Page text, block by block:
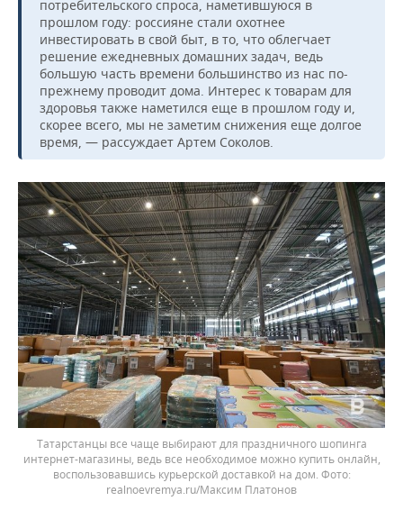
потребительского спроса, наметившуюся в
прошлом году: россияне стали охотнее
инвестировать в свой быт, в то, что облегчает
решение ежедневных домашних задач, ведь
большую часть времени большинство из нас по-
прежнему проводит дома. Интерес к товарам для
здоровья также наметился еще в прошлом году и,
скорее всего, мы не заметим снижения еще долгое
время, — рассуждает Артем Соколов.
Татарстанцы все чаще выбирают для праздничного шопинга
интернет-магазины, ведь все необходимое можно купить онлайн,
воспользовавшись курьерской доставкой на дом.
realnoevremya.ru/Максим Платонов